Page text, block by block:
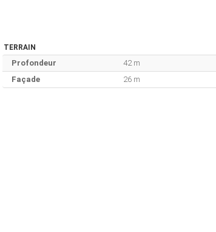
TERRAIN
Profondeur
42 m
Façade
26 m